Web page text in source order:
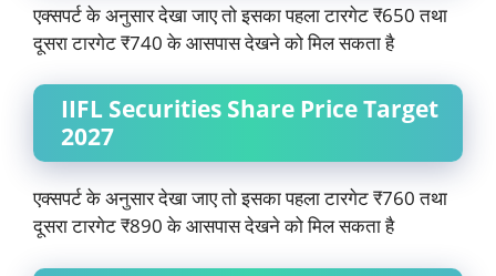
एक्सपर्ट के अनुसार देखा जाए तो इसका पहला टारगेट ₹650 तथा
दूसरा टारगेट ₹740 के आसपास देखने को मिल सकता है
IIFL Securities Share Price Target
2027
एक्सपर्ट के अनुसार देखा जाए तो इसका पहला टारगेट ₹760 तथा
दूसरा टारगेट ₹890 के आसपास देखने को मिल सकता है